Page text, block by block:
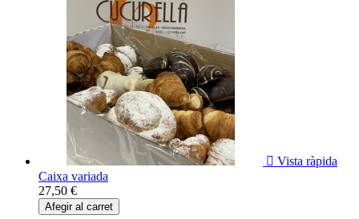
 Vista ràpida
Caixa variada
27,50 €
Afegir al carret